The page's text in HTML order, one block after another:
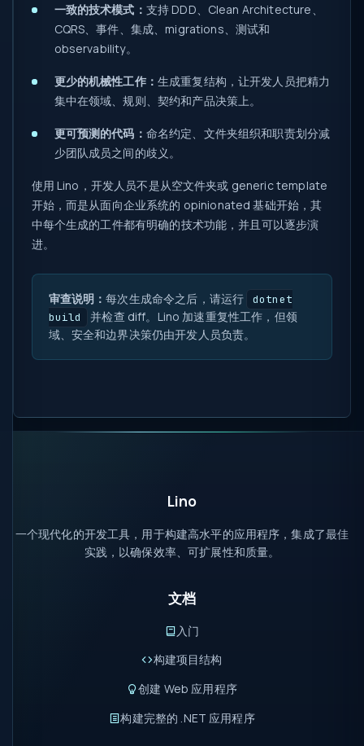
一致的技术模式： 支持 DDD、Clean Architecture、
CQRS、事件、集成、migrations、测试和
observability。
更少的机械性工作： 生成重复结构，让开发人员把精力
集中在领域、规则、契约和产品决策上。
更可预测的代码： 命名约定、文件夹组织和职责划分减
少团队成员之间的歧义。
使用 Lino，开发人员不是从空文件夹或 generic template
开始，而是从面向企业系统的 opinionated 基础开始，其
中每个生成的工件都有明确的技术功能，并且可以逐步演
进。
审查说明：每次生成命令之后，请运行
dotnet
build
并检查 diff。Lino 加速重复性工作，但领
域、安全和边界决策仍由开发人员负责。
Lino
一个现代化的开发工具，用于构建高水平的应用程序，集成了最佳
实践，以确保效率、可扩展性和质量。
文档
入门
构建项目结构
创建 Web 应用程序
构建完整的 .NET 应用程序